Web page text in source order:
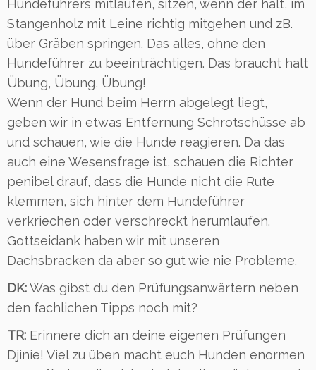
Hundeführers mitlaufen, sitzen, wenn der hält, im
Stangenholz mit Leine richtig mitgehen und zB.
über Gräben springen. Das alles, ohne den
Hundeführer zu beeinträchtigen. Das braucht halt
Übung, Übung, Übung!
Wenn der Hund beim Herrn abgelegt liegt,
geben wir in etwas Entfernung Schrotschüsse ab
und schauen, wie die Hunde reagieren. Da das
auch eine Wesensfrage ist, schauen die Richter
penibel drauf, dass die Hunde nicht die Rute
klemmen, sich hinter dem Hundeführer
verkriechen oder verschreckt herumlaufen.
Gottseidank haben wir mit unseren
Dachsbracken da aber so gut wie nie Probleme.
DK:Was gibst du den Prüfungsanwärtern neben
den fachlichen Tipps noch mit?
TR: Erinnere dich an deine eigenen Prüfungen
Djinie! Viel zu üben macht euch Hunden enormen